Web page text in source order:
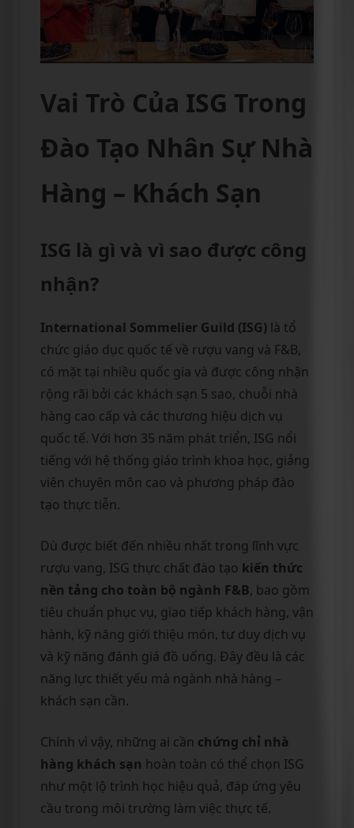
Vai Trò Của ISG Trong
Đào Tạo Nhân Sự Nhà
Hàng – Khách Sạn
ISG là gì và vì sao được công
nhận?
International Sommelier Guild (ISG) là tổ
chức giáo dục quốc tế về rượu vang và F&B,
có mặt tại nhiều quốc gia và được công nhận
rộng rãi bởi các khách sạn 5 sao, chuỗi nhà
hàng cao cấp và các thương hiệu dịch vụ
quốc tế. Với hơn 35 năm phát triển, ISG nổi
tiếng với hệ thống giáo trình khoa học, giảng
viên chuyên môn cao và phương pháp đào
tạo thực tiễn.
Dù được biết đến nhiều nhất trong lĩnh vực
rượu vang, ISG thực chất đào tạo kiến thức
nền tảng cho toàn bộ ngành F&B, bao gồm
tiêu chuẩn phục vụ, giao tiếp khách hàng, vận
hành, kỹ năng giới thiệu món, tư duy dịch vụ
và kỹ năng đánh giá đồ uống. Đây đều là các
năng lực thiết yếu mà ngành nhà hàng –
khách sạn cần.
Chính vì vậy, những ai cần chứng chỉ nhà
hàng khách sạn hoàn toàn có thể chọn ISG
như một lộ trình học hiệu quả, đáp ứng yêu
cầu trong môi trường làm việc thực tế.